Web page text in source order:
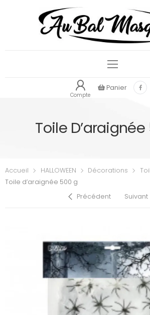
Compte
Panier
Toile
Accueil HALLOWEEN Décorations
Toile d’araignée 500 g
Précédent
Suivant